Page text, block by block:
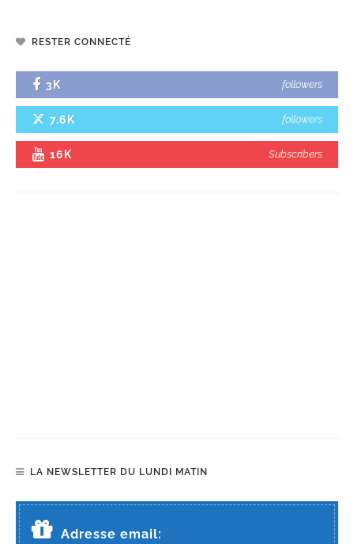
RESTER CONNECTÉ
3K followers
7.6K followers
16K Subscribers
LA NEWSLETTER DU LUNDI MATIN
Adresse email: